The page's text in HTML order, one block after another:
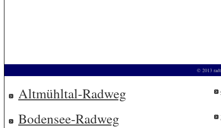
© 2013
Altmühltal-Radweg
Bodensee-Radweg